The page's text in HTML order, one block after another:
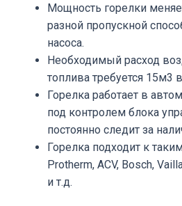
Мощность горелки
разной пропускной
насоса.
Необходимый расход
топлива требуется 15м3
Горелка работает в
под контролем блока
постоянно следит за
Горелка подходит к
Protherm, ACV, Bosch,
и т.д.